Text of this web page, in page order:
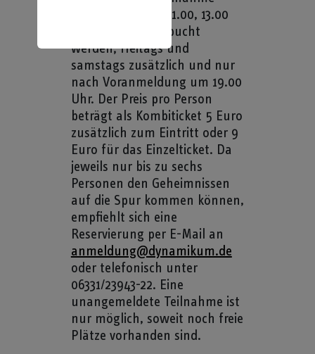
kann täglich für 11.00, 13.00
und 15.00 Uhr gebucht
werden; freitags und
samstags zusätzlich und nur
nach Voranmeldung um 19.00
Uhr. Der Preis pro Person
beträgt als Kombiticket 5 Euro
zusätzlich zum Eintritt oder 9
Euro für das Einzelticket. Da
jeweils nur bis zu sechs
Personen den Geheimnissen
auf die Spur kommen können,
empfiehlt sich eine
Reservierung per E-Mail an
anmeldung@dynamikum.de
oder telefonisch unter
06331/23943-22. Eine
unangemeldete Teil­nahme ist
nur möglich, soweit noch freie
Plätze vorhanden sind.